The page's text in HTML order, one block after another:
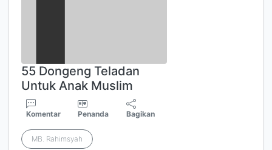
55 Dongeng Teladan
Untuk Anak Muslim
Komentar Penanda Bagikan
MB. Rahimsyah